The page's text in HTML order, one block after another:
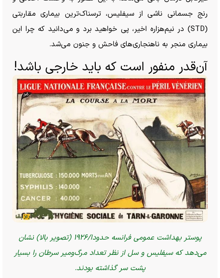
رنج جسمانی ناشی از سیفلیس، ترسناک‌ترین بیماری مقاربتی
(STD) در نیم‌هزاره اخیر، پی خواهید برد و می‌دانید که چرا این
بیماری منجر به ناهنجاری‌های فاحش و جنون می‌شد.
آن‌قدر منفور است که باید خارجی باشد!
پوستر بهداشت عمومی فرانسه حدودا/۱۹۲۶ (تصویر بالا) نشان
می‌دهد که سیفلیس و سل از نظر تعداد مرگ‌ومیر سرطان را بسیار
پشت سر گذاشته بودند.